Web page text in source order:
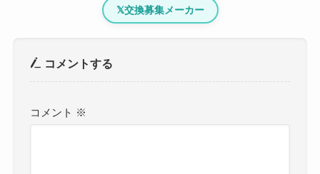
𝕏交換募集メーカー
コメントする
コメント ※